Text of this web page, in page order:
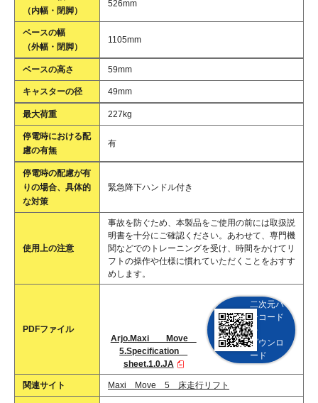
（内幅・閉脚）
526mm
ベースの幅
（外幅・閉脚）
1105mm
ベースの高さ 59mm
キャスターの径 49mm
最大荷重 227kg
停電時における配
慮の有無
有
停電時の配慮が有
りの場合、具体的
な対策
緊急降下ハンドル付き
使用上の注意
事故を防ぐため、本製品をご使用の前には取扱説
明書を十分にご確認ください。あわせて、専門機
関などでのトレーニングを受け、時間をかけてリ
フトの操作や仕様に慣れていただくことをおすす
めします。
PDFファイル
Arjo.Maxi Move
5.Specification
sheet.1.0.JA
二次元バ
ーコード
を
ダウンロ
ード
関連サイト Maxi Move 5 床走行リフト